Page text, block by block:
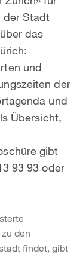
der Stadt
das
und
der
und
Übersicht,
gibt
93 93 oder
den
findet, gibt